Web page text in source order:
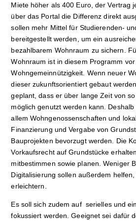
Miete höher als 400 Euro, der Vertrag
über das Portal die Differenz direkt
sollen mehr Mittel für Studierenden-
bereitgestellt werden, um ein
bezahlbarem Wohnraum zu sichern.
Wohnraum ist in diesem Programm
Wohngemeinnützigkeit. Wenn neuer
dieser zukunftsorientiert gebaut
geplant, dass er über lange Zeit von
möglich genutzt werden kann.
allem Wohngenossenschaften und
Finanzierung und Vergabe von
Bauprojekten bevorzugt werden. Die
Vorkaufsrecht auf Grundstücke
mitbestimmen sowie planen. Weniger
Digitalisierung sollen außerdem
erleichtern.
Es soll sich zudem auf serielles und
fokussiert werden. Geeignet sei dafür